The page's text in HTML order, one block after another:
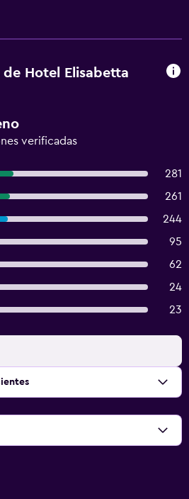
Hotel Elisabetta
verificadas
281
261
244
95
62
24
23